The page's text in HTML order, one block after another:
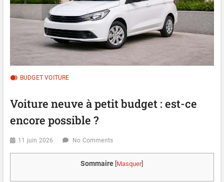
BUDGET VOITURE
Voiture neuve à petit budget : est-ce
encore possible ?
11 juin 2026 No Comments
Sommaire Masquer]